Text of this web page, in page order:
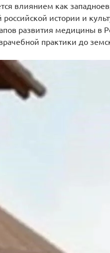
влиянием как
российской истории и
развития медицины в
практики до